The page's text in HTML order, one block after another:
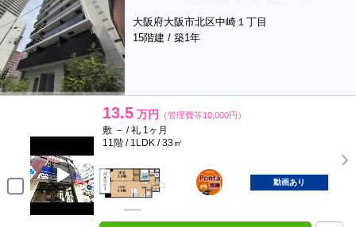
大阪府大阪市北区中崎１丁目
15階建 / 築1年
13.5 万円 （管理費等10,000円）
敷 － / 礼 1ヶ月
11階 / 1LDK / 33㎡
ポンタ
部屋
動画あり